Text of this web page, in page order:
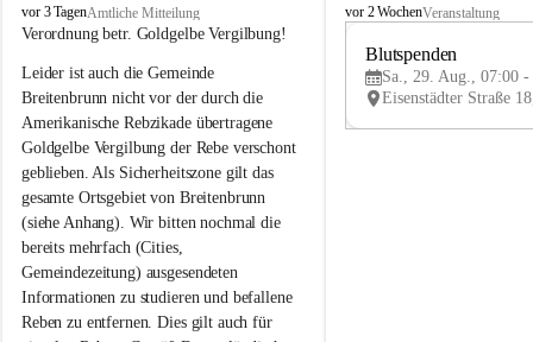
B
r
i
t
e
n
b
r
u
n
n
a
m
N
e
vor 3 TagenAmtliche Mitteilung
Verordnung betr. Goldgelbe Vergilbung!
Leider ist auch die Gemeinde
Breitenbrunn nicht vor der durch die
Amerikanische Rebzikade übertragene
Goldgelbe Vergilbung der Rebe verschont
geblieben. Als Sicherheitszone gilt das
gesamte Ortsgebiet von Breitenbrunn
(siehe Anhang). Wir bitten nochmal die
bereits mehrfach (Cities,
Gemeindezeitung) ausgesendeten
Informationen zu studieren und befallene
Reben zu entfernen. Dies gilt auch für
B
e
vor 2 WochenVeranstaltung
Blutspenden
Sa., 29. Aug., 07:00 -